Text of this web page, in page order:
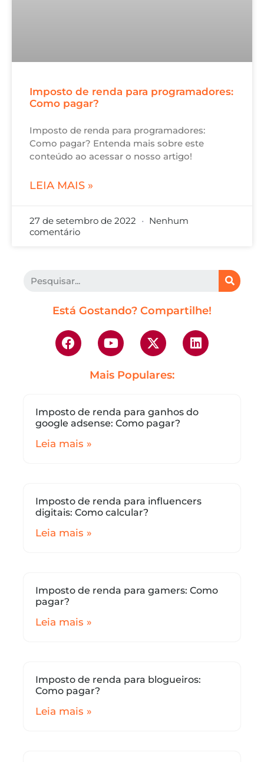
Imposto de renda para programadores:
Como pagar?
Imposto de renda para programadores:
Como pagar? Entenda mais sobre este
conteúdo ao acessar o nosso artigo!
LEIA MAIS »
27 de setembro de 2022
Nenhum
comentário
Está Gostando? Compartilhe!
Mais Populares:
Imposto de renda para ganhos do
google adsense: Como pagar?
Leia mais »
Imposto de renda para influencers
digitais: Como calcular?
Leia mais »
Imposto de renda para gamers: Como
pagar?
Leia mais »
Imposto de renda para blogueiros:
Como pagar?
Leia mais »